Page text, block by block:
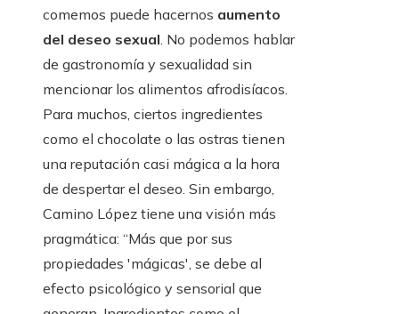
comemos puede hacernos aumento
del deseo sexual. No podemos hablar
de gastronomía y sexualidad sin
mencionar los alimentos afrodisíacos.
Para muchos, ciertos ingredientes
como el chocolate o las ostras tienen
una reputación casi mágica a la hora
de despertar el deseo. Sin embargo,
Camino López tiene una visión más
pragmática: “Más que por sus
propiedades 'mágicas', se debe al
efecto psicológico y sensorial que